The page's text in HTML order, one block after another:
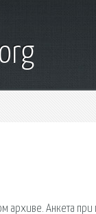
Анкета при